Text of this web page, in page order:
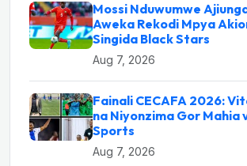
Mossi Nduwumwe
Aweka Rekodi Mpya
Singida Black Stars
Aug 7, 2026
Fainali CECAFA 2026:
na Niyonzima Gor Mahia
Sports
Aug 7, 2026